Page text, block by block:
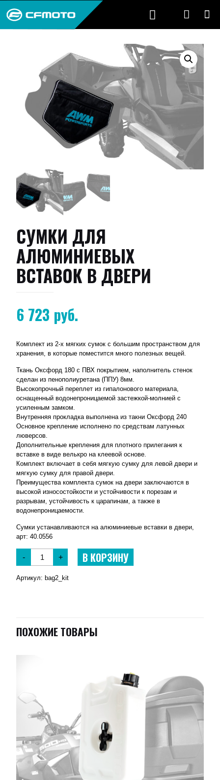
СУМКИ ДЛЯ
АЛЮМИНИЕВЫХ
ВСТАВОК В ДВЕРИ
6 723 руб.
Комплект из 2-х мягких сумок с большим пространством для
хранения, в которые поместится много полезных вещей.
Ткань Оксфорд 180 с ПВХ покрытием, наполнитель стенок
сделан из пенополиуретана (ППУ) 8мм.
Высокопрочный переплет из гипалонового материала,
оснащенный водонепроницаемой застежкой-молнией с
усиленным замком.
Внутренняя прокладка выполнена из такни Оксфорд 240
Основное крепление исполнено по средствам латунных
люверсов.
Дополнительные крепления для плотного прилегания к
вставке в виде велькро на клеевой основе.
Комплект включает в себя мягкую сумку для левой двери и
мягкую сумку для правой двери.
Преимущества комплекта сумок на двери заключаются в
высокой износостойкости и устойчивости к порезам и
разрывам, устойчивость к царапинам, а также в
водонепроницаемости.
Сумки устанавливаются на алюминиевые вставки в двери,
арт: 40.0556
- + В КОРЗИНУ
Артикул: bag2_kit
ПОХОЖИЕ ТОВАРЫ